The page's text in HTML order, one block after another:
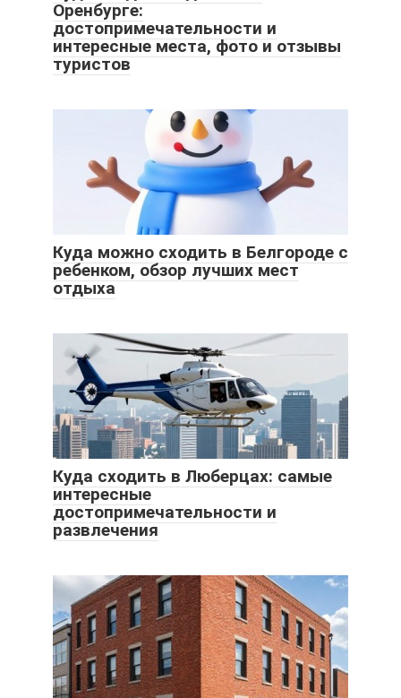
Оренбурге:
достопримечательности и
интересные места, фото и отзывы
туристов
Куда можно сходить в Белгороде с
ребенком, обзор лучших мест
отдыха
Куда сходить в Люберцах: самые
интересные
достопримечательности и
развлечения